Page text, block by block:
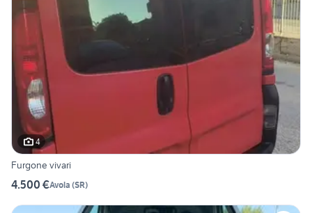
4
Furgone vivari
4.500 €Avola (SR)